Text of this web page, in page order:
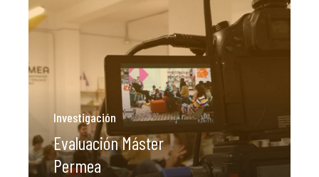
Investigación
Evaluación Máster
Permea